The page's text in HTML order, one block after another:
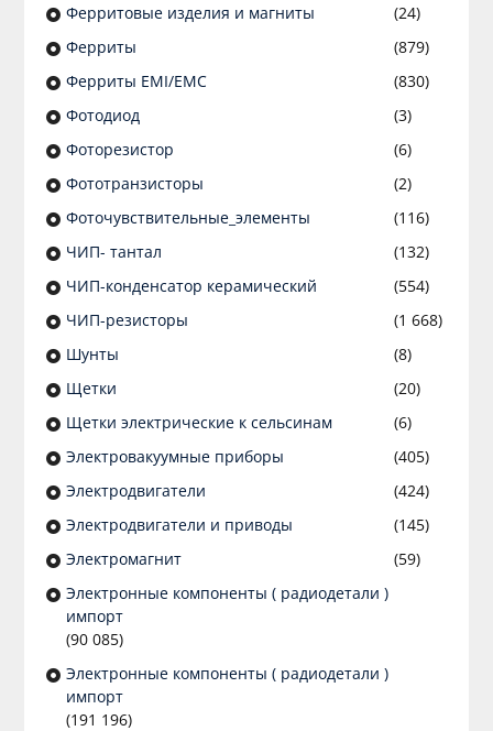
Ферритовые изделия и магниты
(24)
Ферриты
(879)
Ферриты EMI/EMC
(830)
Фотодиод
(3)
Фоторезистор
(6)
Фототранзисторы
(2)
Фоточувствительные_элементы
(116)
ЧИП- тантал
(132)
ЧИП-конденсатор керамический
(554)
ЧИП-резисторы
(1 668)
Шунты
(8)
Щетки
(20)
Щетки электрические к сельсинам
(6)
Электровакуумные приборы
(405)
Электродвигатели
(424)
Электродвигатели и приводы
(145)
Электромагнит
(59)
Электронные компоненты ( радиодетали )
импорт
(90 085)
Электронные компоненты ( радиодетали )
импорт
(191 196)